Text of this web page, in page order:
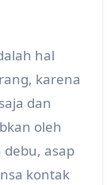
hal
karena
dan
oleh
asap
kontak